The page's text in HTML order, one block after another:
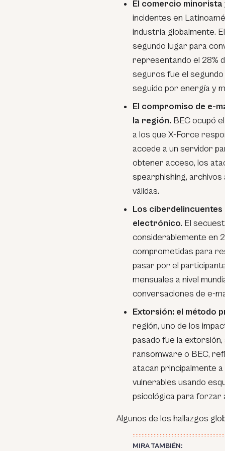
El comercio
incidentes en
industria globalmente.
segundo lugar para
representando el 28%
seguros fue el
seguido por energía y
El compromiso de e-
la región. BEC ocupó
a los que X-Force
accede a un servidor
obtener acceso, los
spearphishing,
válidas.
Los
electrónico. El
considerablemente en
comprometidas para
pasar por el
mensuales a nivel
conversaciones de e-
Extorsión: el método
región, uno de los
pasado fue la
ransomware o BEC,
atacan principalmente
vulnerables usando
psicológica para forzar
Algunos de los hallazgos
MIRA TAMBIÉN: